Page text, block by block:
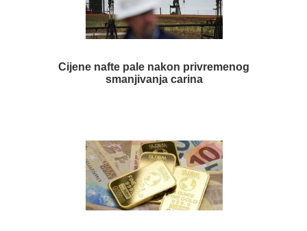
Cijene nafte pale nakon privremenog
smanjivanja carina